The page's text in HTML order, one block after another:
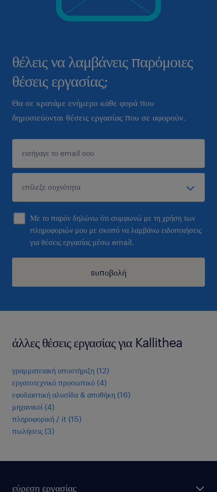
θέλεις να λαμβάνεις παρόμοιες
θέσεις εργασίας;
Θα σε κρατάμε ενήμερο κάθε φορά που
δημοσιεύονται θέσεις εργασίας που σε αφορούν.
Με το παρόν δηλώνω ότι συμφωνώ με τη χρήση των
πληροφοριών μου με σκοπό να λαμβάνω ειδοποιήσεις
για θέσεις εργασίας μέσω email.
sυποβολή
άλλες θέσεις εργασίας για Kallithea
γραμματειακή υποστήριξη (12)
εργατοτεχνικό προσωπικό (4)
εφοδιαστική αλυσίδα & αποθήκη (16)
μηχανικοί (4)
πληροφορική / it (15)
πωλήσεις (3)
εύρεση εργασίας